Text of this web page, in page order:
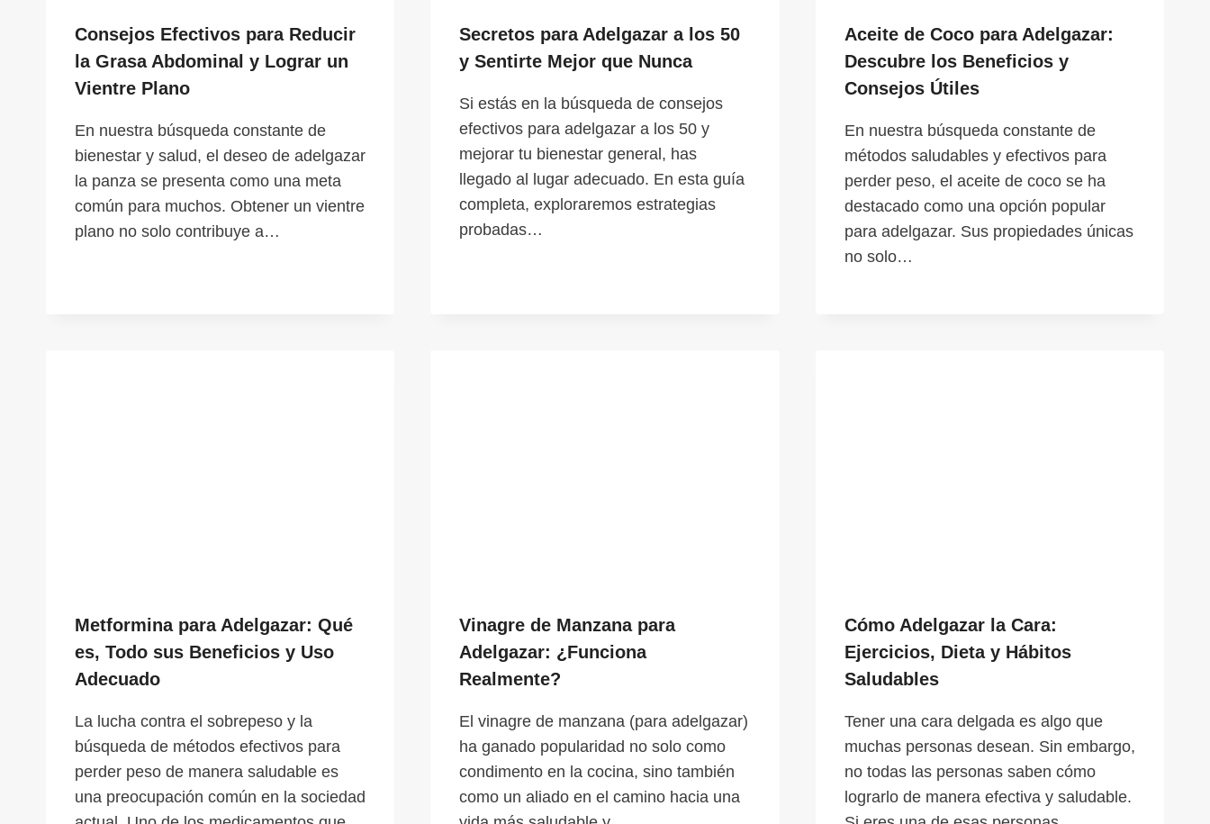
Consejos Efectivos para Reducir
la Grasa Abdominal y Lograr un
Vientre Plano
En nuestra búsqueda constante de
bienestar y salud, el deseo de adelgazar
la panza se presenta como una meta
común para muchos. Obtener un vientre
plano no solo contribuye a…
Secretos para Adelgazar a los 50
y Sentirte Mejor que Nunca
Si estás en la búsqueda de consejos
efectivos para adelgazar a los 50 y
mejorar tu bienestar general, has
llegado al lugar adecuado. En esta guía
completa, exploraremos estrategias
probadas…
Aceite de Coco para Adelgazar:
Descubre los Beneficios y
Consejos Útiles
En nuestra búsqueda constante de
métodos saludables y efectivos para
perder peso, el aceite de coco se ha
destacado como una opción popular
para adelgazar. Sus propiedades únicas
no solo…
Metformina para Adelgazar: Qué
es, Todo sus Beneficios y Uso
Adecuado
La lucha contra el sobrepeso y la
búsqueda de métodos efectivos para
perder peso de manera saludable es
una preocupación común en la sociedad
Vinagre de Manzana para
Adelgazar: ¿Funciona
Realmente?
El vinagre de manzana (para adelgazar)
ha ganado popularidad no solo como
condimento en la cocina, sino también
como un aliado en el camino hacia una
Cómo Adelgazar la Cara:
Ejercicios, Dieta y Hábitos
Saludables
Tener una cara delgada es algo que
muchas personas desean. Sin embargo,
no todas las personas saben cómo
lograrlo de manera efectiva y saludable.